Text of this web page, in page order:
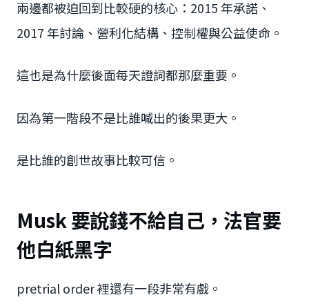
兩邊都被迫回到比較硬的核心：2015 年承諾、
2017 年討論、營利化結構、控制權與公益使命。
這也是為什麼後面每天證詞都那麼重要。
因為第一階段不是比誰喊出的後果更大。
是比誰的創世故事比較可信。
Musk 要說錢不給自己，法官要
他白紙黑字
pretrial order 裡還有一段非常有戲。